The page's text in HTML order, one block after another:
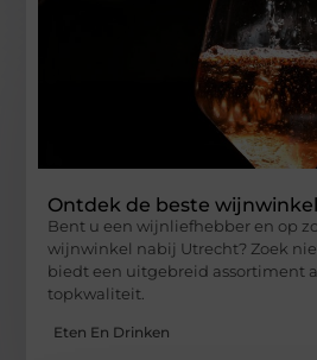
Ontdek de beste
Bent u een wijnliefhebber en op
wijnwinkel nabij Utrecht? Zoek
biedt een uitgebreid assortiment
topkwaliteit.
Eten En Drinken